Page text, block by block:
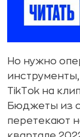
Но нужно
TikTok на
Бюджеты из
перетекают